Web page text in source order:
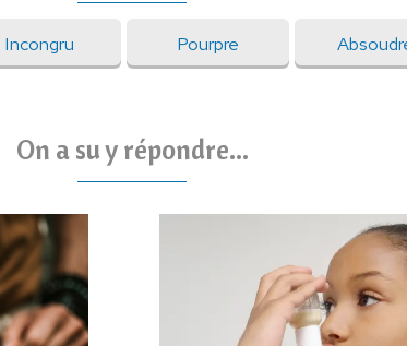
Incongru Pourpre
On a su y répondre...